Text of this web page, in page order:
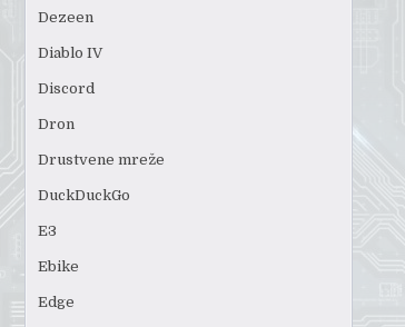
Dezeen
Diablo IV
Discord
Dron
Drustvene mreže
DuckDuckGo
E3
Ebike
Edge